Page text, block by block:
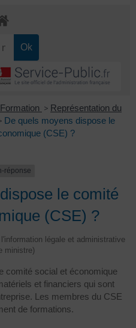
> Représentation du
De quels moyens dispose le
(CSE) ?
réponse
le comité
(CSE) ?
légale et administrative
ministre)
comité social et économique
et financiers qui sont
Les membres du CSE
de formations.